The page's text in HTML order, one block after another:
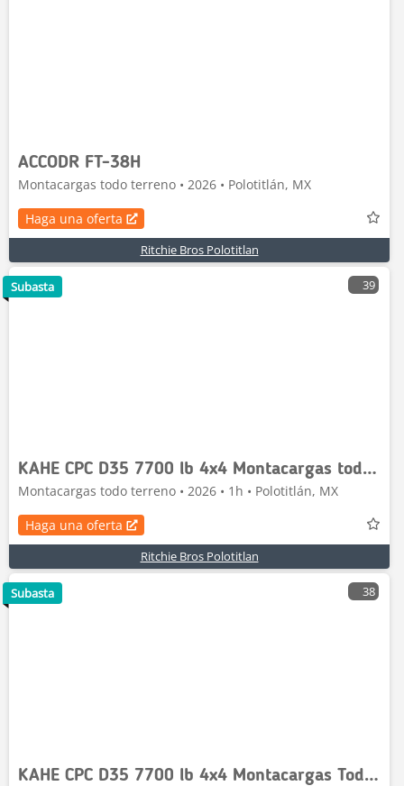
ACCODR FT-38H
Montacargas todo terreno • 2026 • Polotitlán, MX
Haga una oferta
Ritchie Bros Polotitlan
39
KAHE CPC D35 7700 lb 4x4 Montacargas todo Terreno
Montacargas todo terreno • 2026 • 1h • Polotitlán, MX
Haga una oferta
Ritchie Bros Polotitlan
Subasta
38
KAHE CPC D35 7700 lb 4x4 Montacargas Todo Terreno
Subasta